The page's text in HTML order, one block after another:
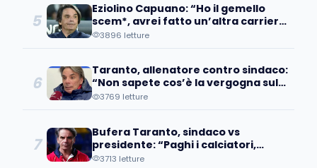
5
Eziolino Capuano: “Ho il gemello
scem*, avrei fatto un’altra carriera
se…”
3896 letture
6
Taranto, allenatore contro sindaco:
“Non sapete cos’è la vergogna sul
vostro viso”
3769 letture
7
Bufera Taranto, sindaco vs
presidente: “Paghi i calciatori,
chiederemo ad assessore di fare
3713 letture